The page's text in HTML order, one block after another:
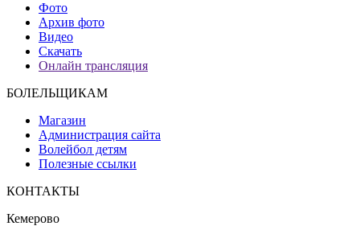
Фото
Архив фото
Видео
Скачать
Онлайн трансляция
БОЛЕЛЬЩИКАМ
Магазин
Администрация сайта
Волейбол детям
Полезные ссылки
КОНТАКТЫ
Кемерово